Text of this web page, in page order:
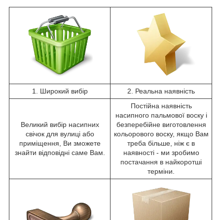
1. Широкий вибір 2. Реальна наявність
Великий вибір насипних
свічок для вулиці або
приміщення, Ви зможете
знайти відповідні саме Вам.
Постійна наявність
насипного пальмової воску і
безперебійне виготовлення
кольорового воску, якщо Вам
треба більше, ніж є в
наявності - ми зробимо
постачання в найкоротші
терміни.